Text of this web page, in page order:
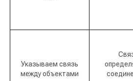
Указываем связь
между объектами